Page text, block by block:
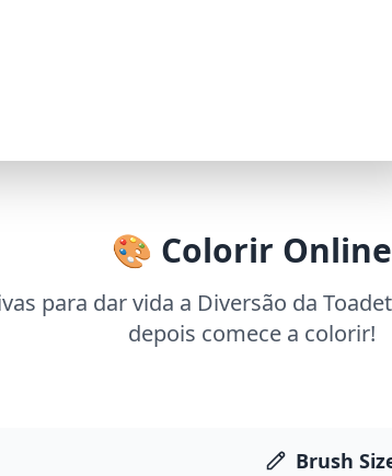
🎨 Colorir Online
para dar vida a Diversão da
depois comece a colorir!
Brush